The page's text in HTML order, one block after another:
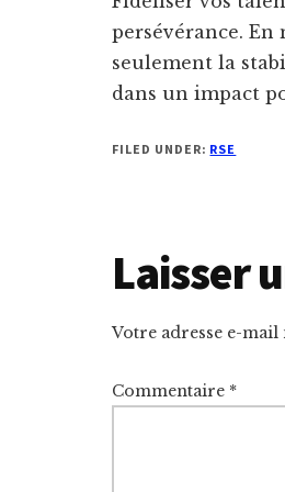
persévérance.
seulement la
dans un impact
FILED UNDER: RSE
Reader
Laisser
Votre adresse e-mail
Commentaire *